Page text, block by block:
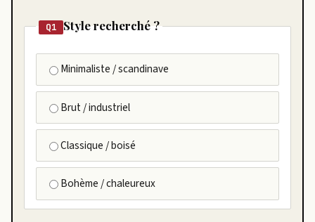
Q1 Style recherché ?
Minimaliste / scandinave
Brut / industriel
Classique / boisé
Bohème / chaleureux